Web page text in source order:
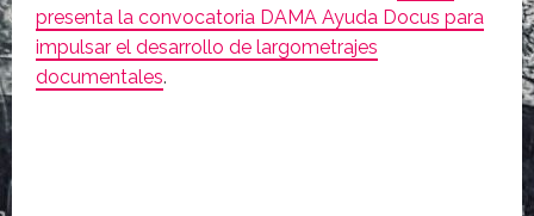
presenta la convocatoria DAMA Ayuda Docus para
impulsar el desarrollo de largometrajes
documentales.